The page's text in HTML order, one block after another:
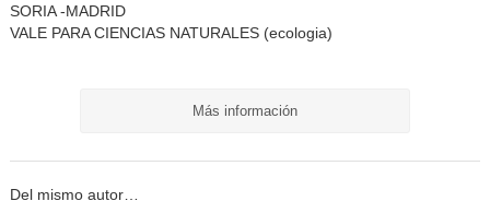
SORIA -MADRID
VALE PARA CIENCIAS NATURALES (ecologia)
Más información
Del mismo autor…